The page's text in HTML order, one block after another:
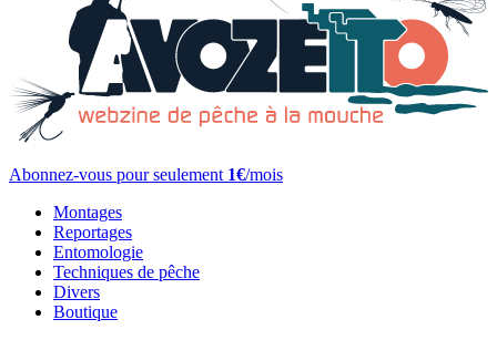
Abonnez-vous pour seulement 1€/mois
Montages
Reportages
Entomologie
Techniques de pêche
Divers
Boutique